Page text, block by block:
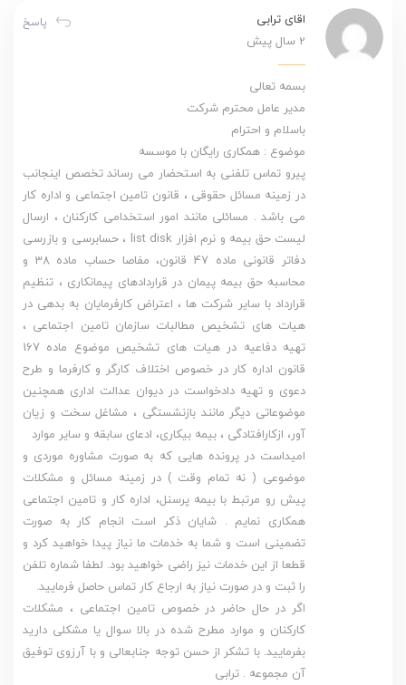
پاسخ
اقای ترابی
2 سال پیش
بسمه تعالی
مدیر عامل محترم شرکت
باسلام و احترام
موضوع : همکاری رایگان با موسسه
پیرو تماس تلفنی به استحضار می رساند تخصص اینجانب
در زمینه مسائل حقوقی ، قانون تامین اجتماعی و اداره کار
می باشد . مسائلی مانند امور استخدامی کارکنان ، ارسال
لیست حق بیمه و نرم افزار list disk ، حسابرسی و بازرسی
دفاتر قانونی ماده 47 قانون، مفاصا حساب ماده 38 و
محاسبه حق بیمه پیمان در قراردادهای پیمانکاری ، تنظیم
قرارداد با سایر شرکت ها ، اعتراض کارفرمایان به بدهی در
هیات های تشخیص مطالبات سازمان تامین اجتماعی ،
تهیه دفاعیه در هیات های تشخیص موضوع ماده 167
قانون اداره کار در خصوص اختلاف کارگر و کارفرما و طرح
دعوی و تهیه دادخواست در دیوان عدالت اداری همچنین
موضوعاتی دیگر مانند بازنشستگی ، مشاغل سخت و زیان
آور، ازکارافتادگی ، بیمه بیکاری، ادعای سابقه و سایر موارد
امیداست در پرونده هایی که به صورت مشاوره موردی و
موضوعی ( نه تمام وقت ) در زمینه مسائل و مشکلات
پیش رو مرتبط با بیمه پرسنل، اداره کار و تامین اجتماعی
همکاری نمایم . شایان ذکر است انجام کار به صورت
تضمینی است و شما به خدمات ما نیاز پیدا خواهید کرد و
قطعا از این خدمات نیز راضی خواهید بود. لطفا شماره تلفن
را ثبت و در صورت نیاز به ارجاع کار تماس حاصل فرمایید.
اگر در حال حاضر در خصوص تامین اجتماعی ، مشکلات
کارکنان و موارد مطرح شده در بالا سوال یا مشکلی دارید
بفرمایید. با تشکر از حسن توجه جنابعالی و با آرزوی توفیق
آن مجموعه . ترابی